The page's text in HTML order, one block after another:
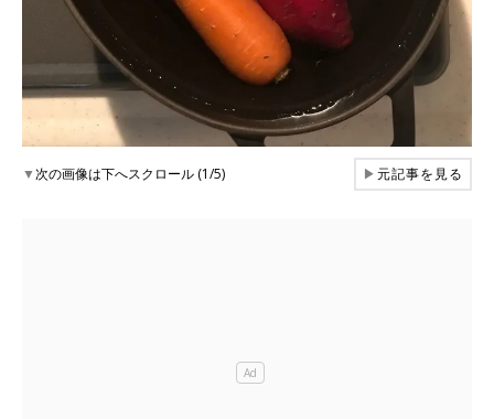
▼次の画像は下へスクロール (1/5) ▶元記事を見る